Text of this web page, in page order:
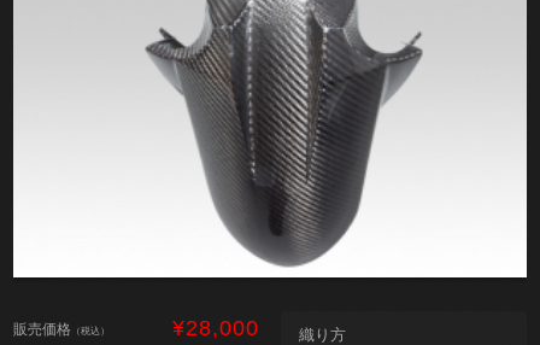
販売価格 （税込） ¥28,000 織り方